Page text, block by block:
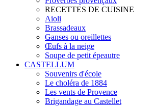
RECETTES DE CUISINE
Aioli
Brassadeaux
Ganses ou oreillettes
Œufs à la neige
Soupe de petit épeautre
CASTELLUM
Souvenirs d'école
Le choléra de 1884
Les vents de Provence
Brigandage au Castellet